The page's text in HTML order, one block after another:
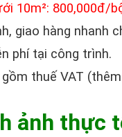
10m²: 800,000đ/
giao hàng nhanh
phí tại công trình.
thuế VAT
ảnh thực